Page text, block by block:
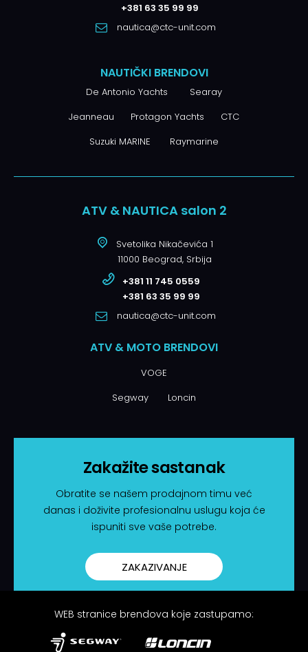
+381 63 35 99 99
nautica@ctc-unit.com
NAUTIČKI BRENDOVI
De Antonio Yachts
Searay
Jeanneau Protagon Yachts
CTC
Suzuki MARINE Raymarine
ATV & NAUTICA salon 2
Svetolika Nikačevića 1
11000 Beograd, Srbija
+381 11 745 0559
+381 63 35 99 99
nautica@ctc-unit.com
ATV & MOTO BRENDOVI
VOGE
Segway Loncin
Zakažite sastanak
Obratite se našem prodajnom timu već
danas i doživite profesionalnu uslugu koja će
ispuniti sve vaše potrebe.
ZAKAZIVANJE
WEB stranice brendova koje zastupamo: